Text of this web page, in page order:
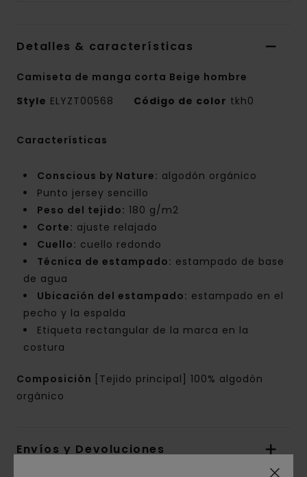
Detalles & características
Camiseta de manga corta Beige hombre
Style ELYZT00568 Código de color tkh0
Características
Conscious by Nature: algodón orgánico
Punto jersey sencillo
Peso del tejido: 180 g/m2
Corte: ajuste relajado
Cuello: cuello redondo
Técnica de estampado: estampado de base
de agua
Ubicación del estampado: estampado en el
pecho y la espalda
Etiqueta rectangular de la marca en la
costura
Composición
[Tejido principal] 100% algodón
orgánico
Envíos y Devoluciones